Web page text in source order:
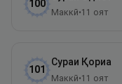
100
Маккӣ•11 оят
101
Сураи Қориа
Маккӣ•11 оят